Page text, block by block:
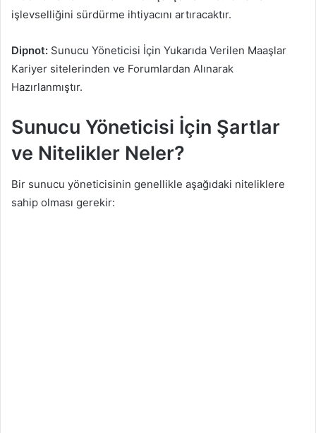
işlevselliğini sürdürme ihtiyacını artıracaktır.
Dipnot: Sunucu Yöneticisi İçin Yukarıda Verilen Maaşlar
Kariyer sitelerinden ve Forumlardan Alınarak
Hazırlanmıştır.
Sunucu Yöneticisi İçin Şartlar
ve Nitelikler Neler?
Bir sunucu yöneticisinin genellikle aşağıdaki niteliklere
sahip olması gerekir: